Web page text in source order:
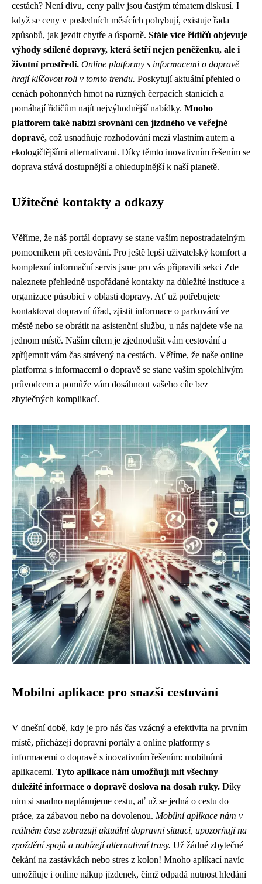
cestách? Není divu, ceny paliv jsou častým tématem diskusí. I
když se ceny v posledních měsících pohybují, existuje řada
způsobů, jak jezdit chytře a úsporně. Stále více řidičů objevuje
výhody sdílené dopravy, která šetří nejen peněženku, ale i
životní prostředí. Online platformy s informacemi o dopravě
hrají klíčovou roli v tomto trendu. Poskytují aktuální přehled o
cenách pohonných hmot na různých čerpacích stanicích a
pomáhají řidičům najít nejvýhodnější nabídky. Mnoho
platforem také nabízí srovnání cen jízdného ve veřejné
dopravě, což usnadňuje rozhodování mezi vlastním autem a
ekologičtějšími alternativami. Díky těmto inovativním řešením se
doprava stává dostupnější a ohleduplnější k naší planetě.
Užitečné kontakty a odkazy
Věříme, že náš portál dopravy se stane vaším nepostradatelným
pomocníkem při cestování. Pro ještě lepší uživatelský komfort a
komplexní informační servis jsme pro vás připravili sekci Zde
naleznete přehledně uspořádané kontakty na důležité instituce a
organizace působící v oblasti dopravy. Ať už potřebujete
kontaktovat dopravní úřad, zjistit informace o parkování ve
městě nebo se obrátit na asistenční službu, u nás najdete vše na
jednom místě. Naším cílem je zjednodušit vám cestování a
zpříjemnit vám čas strávený na cestách. Věříme, že naše online
platforma s informacemi o dopravě se stane vaším spolehlivým
průvodcem a pomůže vám dosáhnout vašeho cíle bez
zbytečných komplikací.
Mobilní aplikace pro snazší cestování
V dnešní době, kdy je pro nás čas vzácný a efektivita na prvním
místě, přicházejí dopravní portály a online platformy s
informacemi o dopravě s inovativním řešením: mobilními
aplikacemi. Tyto aplikace nám umožňují mít všechny
důležité informace o dopravě doslova na dosah ruky. Díky
nim si snadno naplánujeme cestu, ať už se jedná o cestu do
práce, za zábavou nebo na dovolenou. Mobilní aplikace nám v
reálném čase zobrazují aktuální dopravní situaci, upozorňují na
zpoždění spojů a nabízejí alternativní trasy. Už žádné zbytečné
čekání na zastávkách nebo stres z kolon! Mnoho aplikací navíc
umožňuje i online nákup jízdenek, čímž odpadá nutnost hledání